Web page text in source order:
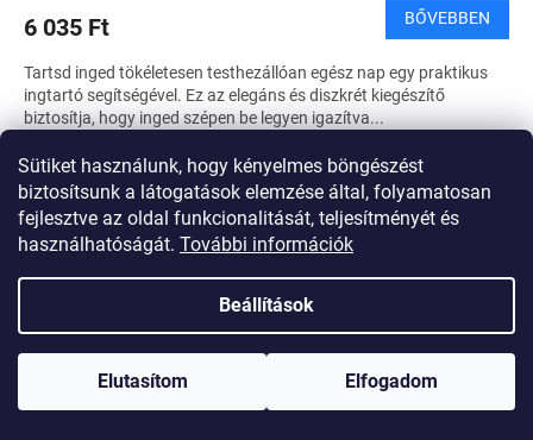
Sütiket használunk, hogy kényelmes böngészést
biztosítsunk a látogatások elemzése által, folyamatosan
fejlesztve az oldal funkcionalitását, teljesítményét és
használhatóságát. További információk
Beállítások
Elutasítom Elfogadom
6 035 Ft BŐVEBBEN
Tartsd inged tökéletesen testhezállóan egész nap egy praktikus
ingtartó segítségével. Ez az elegáns és diszkrét kiegészítő
biztosítja, hogy inged szépen be legyen igazítva...